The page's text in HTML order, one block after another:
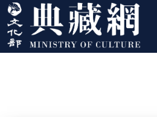
跳到主要內容
:::